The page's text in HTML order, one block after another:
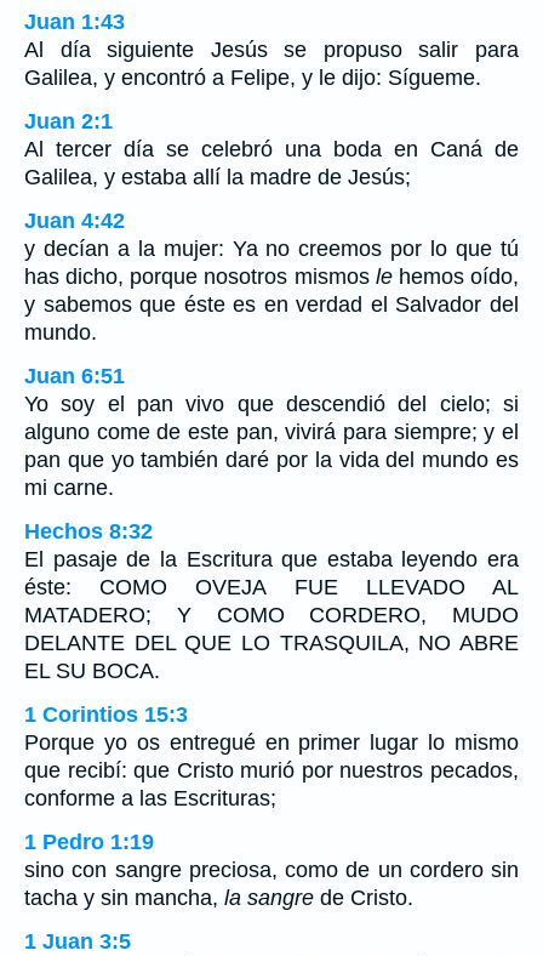
Juan 1:43
Al día siguiente Jesús se propuso salir para
Galilea, y encontró a Felipe, y le dijo: Sígueme.
Juan 2:1
Al tercer día se celebró una boda en Caná de
Galilea, y estaba allí la madre de Jesús;
Juan 4:42
y decían a la mujer: Ya no creemos por lo que tú
has dicho, porque nosotros mismos lehemos oído,
y sabemos que éste es en verdad el Salvador del
mundo.
Juan 6:51
Yo soy el pan vivo que descendió del cielo; si
alguno come de este pan, vivirá para siempre; y el
pan que yo también daré por la vida del mundo es
mi carne.
Hechos 8:32
El pasaje de la Escritura que estaba leyendo era
éste: COMO OVEJA FUE LLEVADO AL
MATADERO; Y COMO CORDERO, MUDO
DELANTE DEL QUE LO TRASQUILA, NO ABRE
EL SU BOCA.
1 Corintios 15:3
Porque yo os entregué en primer lugar lo mismo
que recibí: que Cristo murió por nuestros pecados,
conforme a las Escrituras;
1 Pedro 1:19
sino con sangre preciosa, como de un cordero sin
tacha y sin mancha, la sangre de Cristo.
1 Juan 3:5